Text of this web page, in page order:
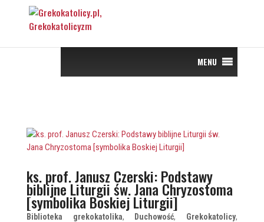
MENU
ks. prof. Janusz Czerski: Podstawy
biblijne Liturgii św. Jana Chryzostoma
[symbolika Boskiej Liturgii]
Biblioteka grekokatolika, Duchowość, Grekokatolicy,